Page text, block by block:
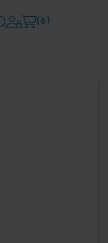
( 0 )